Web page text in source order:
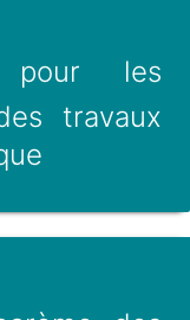
les
travaux